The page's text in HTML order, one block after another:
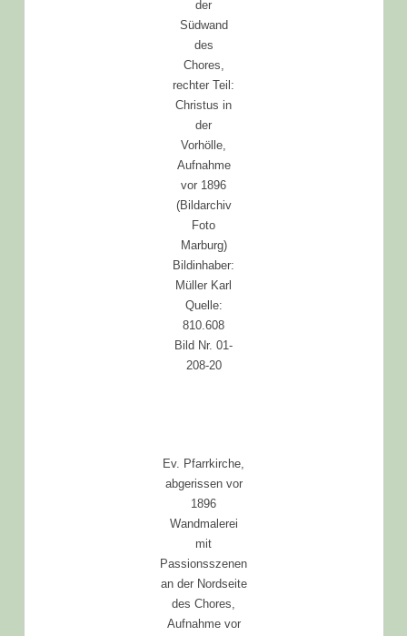
der
Südwand
des
Chores,
rechter Teil:
Christus in
der
Vorhölle,
Aufnahme
vor 1896
(Bildarchiv
Foto
Marburg)
Bildinhaber:
Müller Karl
Quelle:
810.608
Bild Nr. 01-
208-20
Ev. Pfarrkirche,
abgerissen vor
1896
Wandmalerei
mit
Passionsszenen
an der Nordseite
des Chores,
Aufnahme vor